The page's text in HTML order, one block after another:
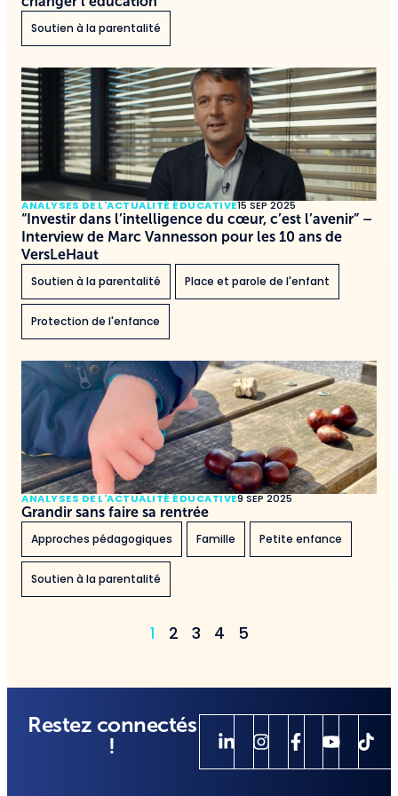
Soutien à la parentalité
ANALYSES DE L'ACTUALITÉ ÉDUCATIVE15 SEP 2025
“Investir dans l’intelligence du cœur, c’est l’avenir” –
Interview de Marc Vannesson pour les 10 ans de
VersLeHaut
Soutien à la parentalité
Place et parole de l'enfant
Protection de l'enfance
ANALYSES DE L'ACTUALITÉ ÉDUCATIVE9 SEP 2025
Grandir sans faire sa rentrée
Approches pédagogiques
Famille Petite enfance
Soutien à la parentalité
1 2 3 4 5
Restez connectés
!